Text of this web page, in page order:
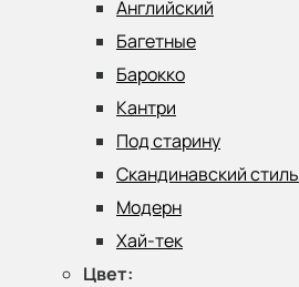
Английский
Багетные
Барокко
Кантри
Под старину
Скандинавский стиль
Модерн
Хай-тек
Цвет: